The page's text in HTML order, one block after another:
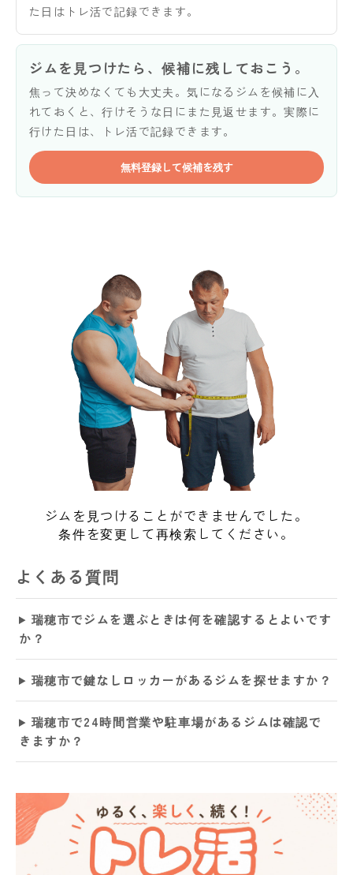
た日はトレ活で記録できます。
ジムを見つけたら、候補に残しておこう。
焦って決めなくても大丈夫。気になるジムを候補に入
れておくと、行けそうな日にまた見返せます。実際に
行けた日は、トレ活で記録できます。
無料登録して候補を残す
ジムを見つけることができませんでした。
条件を変更して再検索してください。
よくある質問
瑞穂市でジムを選ぶときは何を確認するとよいです
か？
瑞穂市で鍵なしロッカーがあるジムを探せますか？
瑞穂市で24時間営業や駐車場があるジムは確認で
きますか？